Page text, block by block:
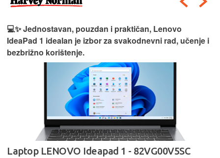
💻✨ Jednostavan, pouzdan i praktičan, Lenovo
IdeaPad 1 idealan je izbor za svakodnevni rad, učenje i
bezbrižno korištenje.
Laptop LENOVO Ideapad 1 - 82VG00V5SC